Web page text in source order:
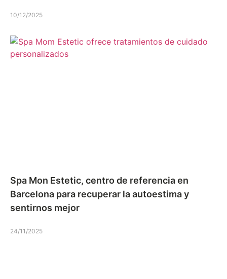
10/12/2025
Spa Mon Estetic, centro de referencia en
Barcelona para recuperar la autoestima y
sentirnos mejor
24/11/2025